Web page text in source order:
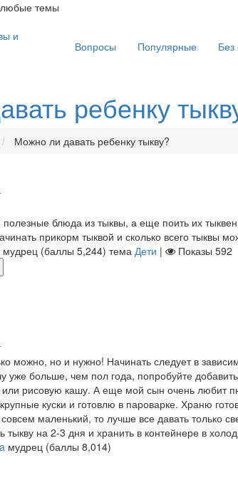
темы
Вопросы Популярные Без
ребенку
Можно ли давать ребенку тыкву?
полезные блюда из тыквы, а еще поить их
прикорм тыквой и сколько всего тыквы
мудрец (баллы 5,244) тема Дети | Показы 592
можно, но и нужно! Начинать следует в
больше, чем пол года, попробуйте
или рисовую кашу. А еще мой сын очень любит
куски и готовлю в пароварке. Храню
маленький, то лучше все давать только
тыкву на 2-3 дня и хранить в контейнере в
мудрец (баллы 8,014)